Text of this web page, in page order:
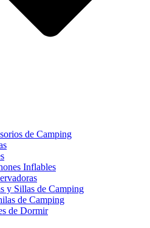
de Camping
Inflables
y Sillas de Camping
de Camping
de Dormir